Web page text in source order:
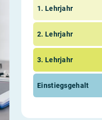
1. Lehrjahr
2. Lehrjahr
3. Lehrjahr
Einstiegsgehalt